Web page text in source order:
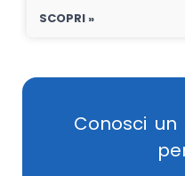
SCOPRI »
Conosci un